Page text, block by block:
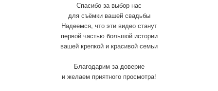
Спасибо за выбор нас
для съёмки вашей свадьбы
Надеемся, что эти видео станут
первой частью большой истории
вашей крепкой и красивой семьи
Благодарим за доверие
и желаем приятного просмотра!